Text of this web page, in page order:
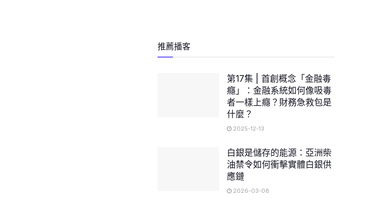
推薦播客
第17集 | 首創概念「金融毒
癮」：金融系統如何像吸毒
者一樣上癮？財務急救包是
什麼？
2025-12-13
白銀是儲存的能源：亞洲柴
油禁令如何衝擊實體白銀供
應鏈
2026-03-08